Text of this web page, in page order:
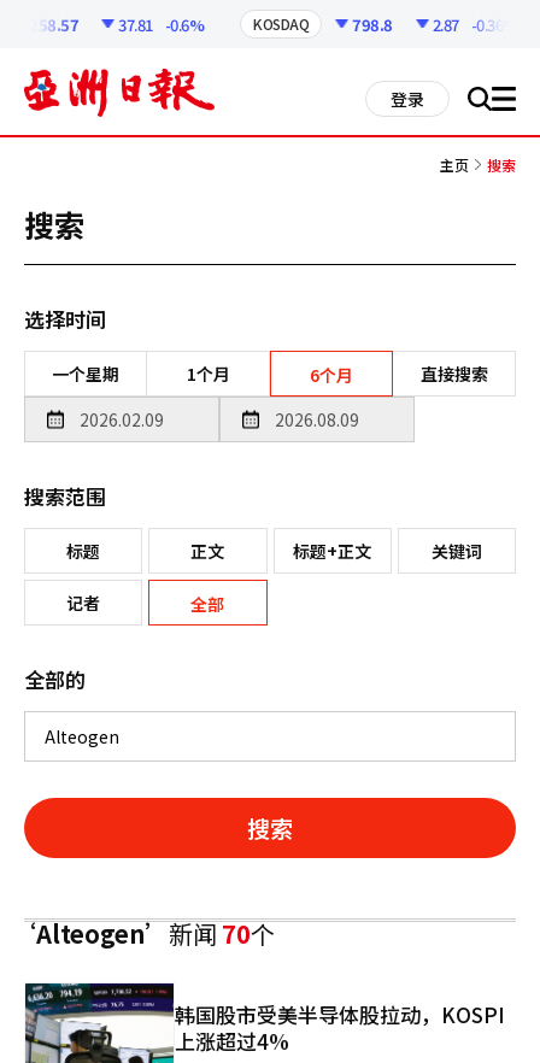
6258.57 37.81 -0.6% KOSDAQ 798.8 2.87 -0.36%
登录 搜 all
主页 搜索
搜索
选择时间
一个星期 1个月 6个月 直接搜索
搜索范围
标题 正文 标题+正文 关键词
记者 全部
全部的
搜索
‘Alteogen’新闻70个
韩国股市受美半导体股拉动，KOSPI
上涨超过4%